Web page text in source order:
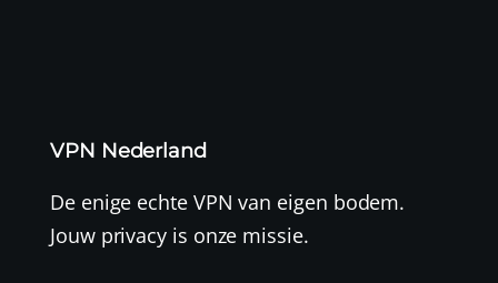
VPN Nederland
De enige echte VPN van eigen bodem.
Jouw privacy is onze missie.